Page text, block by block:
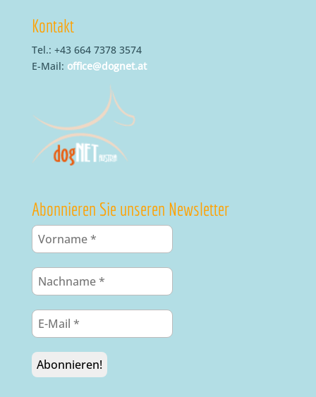
Kontakt
Tel.: +43 664 7378 3574
E-Mail: office@dognet.at
Abonnieren Sie unseren Newsletter